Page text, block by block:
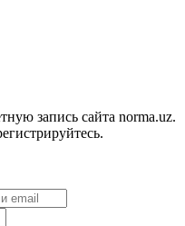
запись сайта norma.uz.